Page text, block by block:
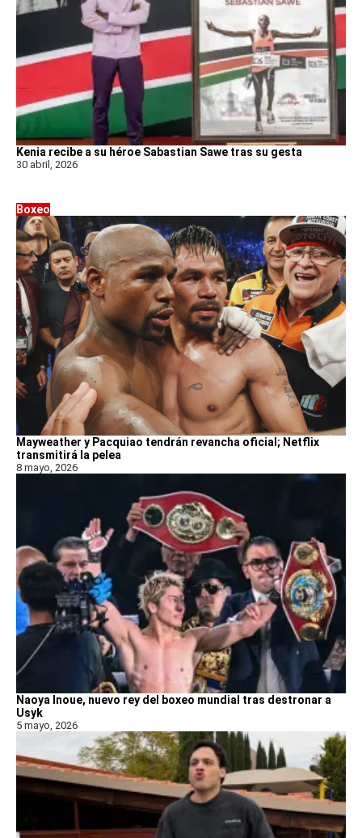
Kenia recibe a su héroe Sabastian Sawe tras su gesta
30 abril, 2026
Boxeo
Mayweather y Pacquiao tendrán revancha oficial; Netflix
transmitirá la pelea
8 mayo, 2026
Naoya Inoue, nuevo rey del boxeo mundial tras destronar a
Usyk
5 mayo, 2026